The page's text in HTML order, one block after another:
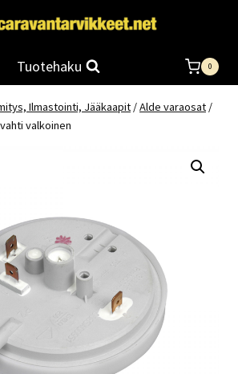
Tuotehaku 0
Ilmastointi, Jääkaapit /Alde varaosat /
valkoinen